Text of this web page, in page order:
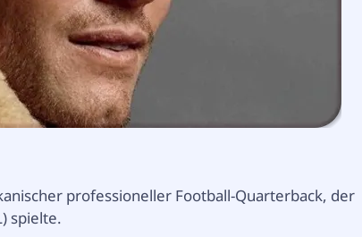
professioneller Football-Quarterback, der
spielte.